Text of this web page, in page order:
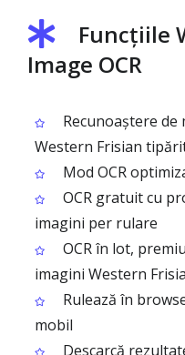
Funcțiile
Image OCR
Recunoaștere
Western Frisian
Mod OCR
OCR gratuit cu
imagini per rulare
OCR în lot,
imagini Western
Rulează în
mobil
Descarcă